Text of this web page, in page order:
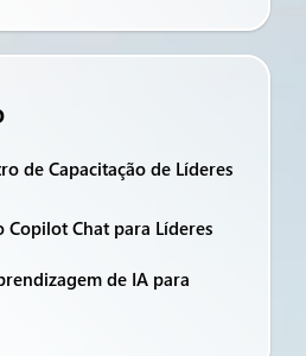
de Capacitação de Líderes
Copilot Chat para Líderes
de IA para